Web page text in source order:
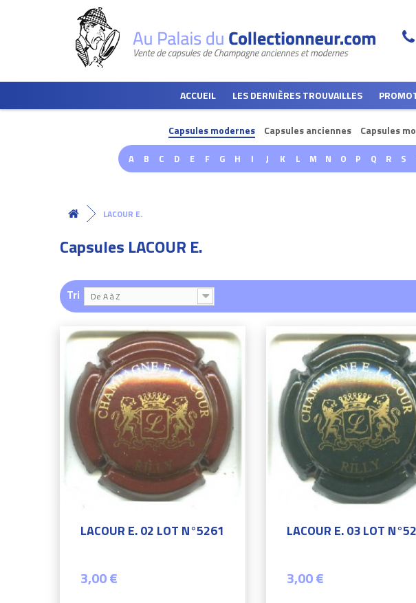
ACCUEIL LES DERNIÈRES TROUVAILLES
Capsules modernes Capsules anciennes Capsules
A B C D E F G H I J K L M N O P Q R S
LACOUR E.
Capsules LACOUR E.
Tri De A à Z
LACOUR E. 02 LOT N°5261
3,00 €
LACOUR E. 03 LOT
3,00 €